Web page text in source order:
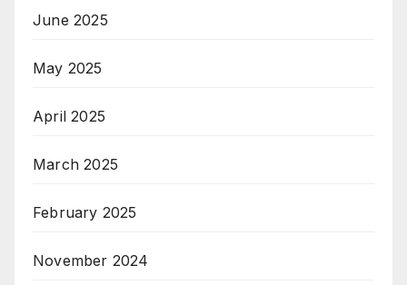
June 2025
May 2025
April 2025
March 2025
February 2025
November 2024